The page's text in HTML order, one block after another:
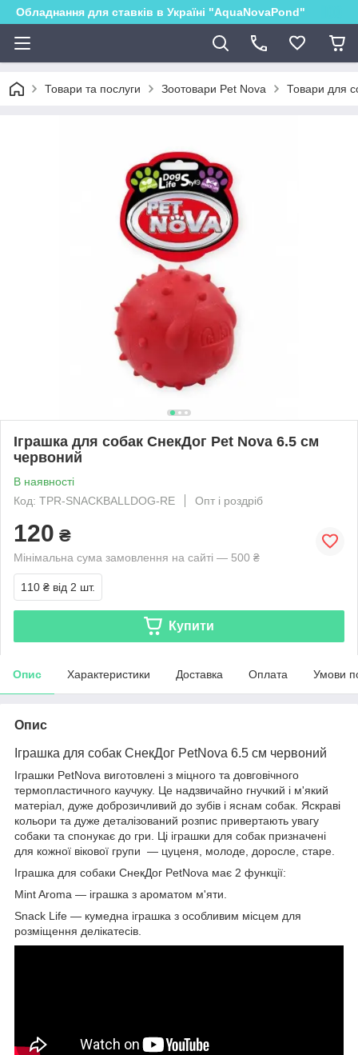
Обладнання для ставків в Україні "AquaNovaPond"
Товари та послуги Зоотовари Pet Nova Товари для
Іграшка для собак СнекДог Pet Nova 6.5 см
червоний
В наявності
Код: TPR-SNACKBALLDOG-RE
Опт і роздріб
120 ₴
Мінімальна сума замовлення на сайті — 500 ₴
110 ₴ від 2 шт.
Купити
Опис Характеристики Доставка Оплата Умови
Опис
Іграшка для собак СнекДог PetNova 6.5 см червоний
Іграшки PetNova виготовлені з міцного та довговічного
термопластичного каучуку. Це надзвичайно гнучкий і м'який
матеріал, дуже доброзичливий до зубів і яснам собак. Яскраві
кольори та дуже деталізований розпис привертають увагу
собаки та спонукає до гри. Ці іграшки для собак призначені
для кожної вікової групи — цуценя, молоде, доросле, старе.
Іграшка для собаки СнекДог PetNova має 2 функції:
Mint Aroma — іграшка з ароматом м'яти.
Snack Life — кумедна іграшка з особливим місцем для
розміщення делікатесів.